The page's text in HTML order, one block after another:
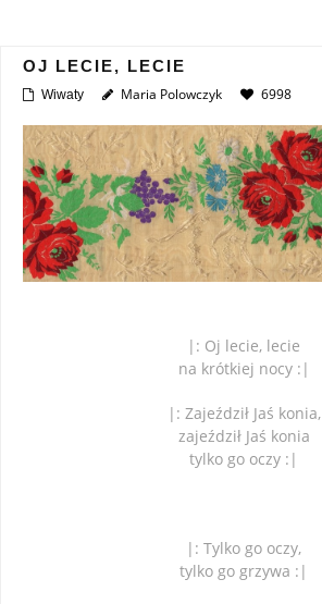
OJ LECIE, LECIE
Wiwaty Maria Polowczyk 6998
|: Oj lecie, lecie
na krótkiej nocy :|
|: Zajeździł Jaś konia,
zajeździł Jaś konia
tylko go oczy :|
|: Tylko go oczy,
tylko go grzywa :|